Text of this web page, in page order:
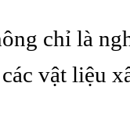
chỉ là
vật liệu